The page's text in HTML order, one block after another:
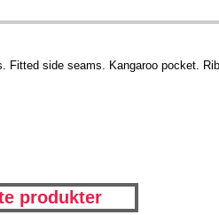
Fitted side seams. Kangaroo pocket.
produkter